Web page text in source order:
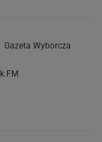
Gazeta Wyborcza